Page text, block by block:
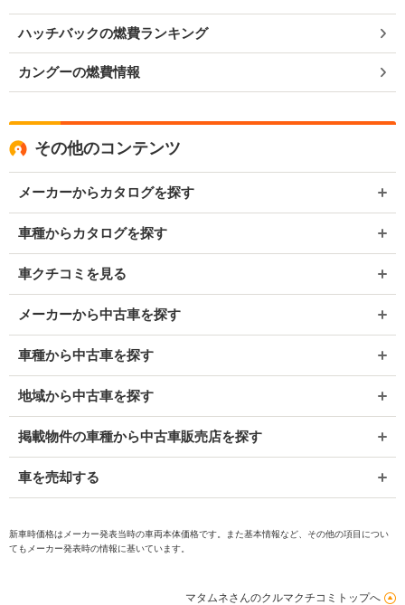
ハッチバックの燃費ランキング
カングーの燃費情報
その他のコンテンツ
メーカーからカタログを探す
車種からカタログを探す
車クチコミを見る
メーカーから中古車を探す
車種から中古車を探す
地域から中古車を探す
掲載物件の車種から中古車販売店を探す
車を売却する
新車時価格はメーカー発表当時の車両本体価格です。また基本情報など、その他の項目につい
てもメーカー発表時の情報に基いています。
マタムネさんのクルマクチコミトップへ